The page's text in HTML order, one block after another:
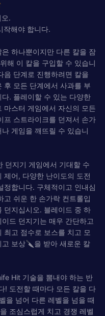
.
작해야 합니다.
하나뿐이지만 다른 칼을 잠
해 이 칼을 구입할 수 있습니
음 단계로 진행하려면 칼을
후 모든 단계에서 사과를 부
. 플레이할 수 있는 다양한
마스터 게임에서 자신의 모든
프 스트라이크를 던져서 손가
게임을 깨뜨릴 수 있습니
던지기 게임에서 기대할 수
제어, 다양한 난이도의 도전
정합니다. 구체적이고 인내심
고 쉬운 한 손가락 컨트롤입
던지십시오. 블레이드 중 하
드 던지기는 매우 간단하고
최고 점수로 보스를 치고 모
보상🔪을 받아 새로운 칼
Hit 기술을 뽐내야 하는 반
! 도전할 때마다 모든 칼을 다
을 넘어 다른 레벨을 넘을 때
조심스럽게 치고 경쟁 레벨